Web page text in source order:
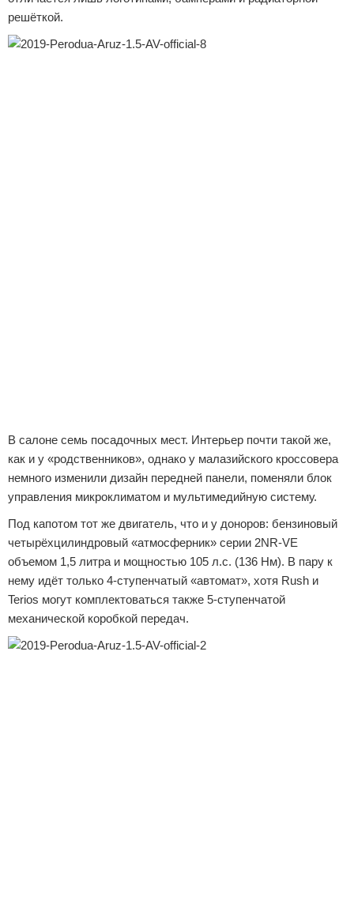
решёткой.
В салоне семь посадочных мест. Интерьер почти такой же,
как и у «родственников», однако у малазийского кроссовера
немного изменили дизайн передней панели, поменяли блок
управления микроклиматом и мультимедийную систему.
Под капотом тот же двигатель, что и у доноров: бензиновый
четырёхцилиндровый «атмосферник» серии 2NR-VE
объемом 1,5 литра и мощностью 105 л.с. (136 Нм). В пару к
нему идёт только 4-ступенчатый «автомат», хотя Rush и
Terios могут комплектоваться также 5-ступенчатой
механической коробкой передач.